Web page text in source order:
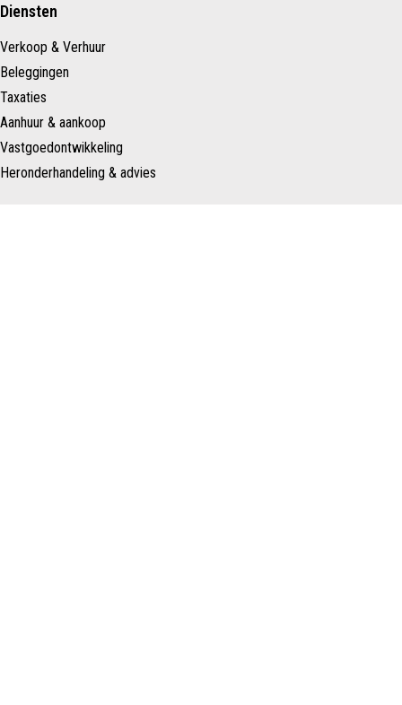
Diensten
Verkoop & Verhuur
Beleggingen
Taxaties
Aanhuur & aankoop
Vastgoedontwikkeling
Heronderhandeling & advies